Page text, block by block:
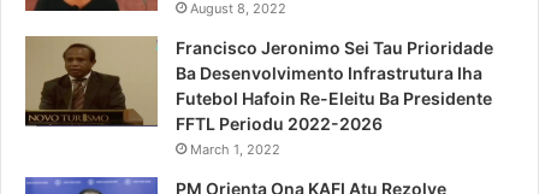
August 8, 2022
Francisco Jeronimo Sei Tau Prioridade
Ba Desenvolvimento Infrastrutura Iha
Futebol Hafoin Re-Eleitu Ba Presidente
FFTL Periodu 2022-2026
March 1, 2022
PM Orienta Ona KAFI Atu Rezolve